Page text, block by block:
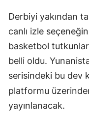
Derbiyi yakından
canlı izle
basketbol
belli oldu.
serisindeki bu dev
platformu
yayınlanacak.